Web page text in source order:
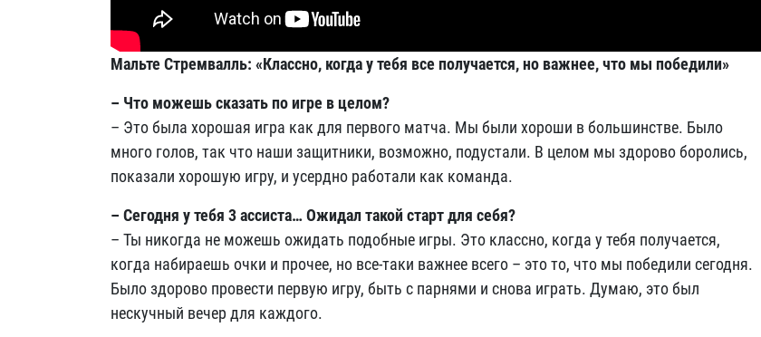
Мальте Стремвалль: «Классно, когда у тебя все получается, но важнее, что мы победили»
– Что можешь сказать по игре в целом?
– Это была хорошая игра как для первого матча. Мы были хороши в большинстве. Было
много голов, так что наши защитники, возможно, подустали. В целом мы здорово боролись,
показали хорошую игру, и усердно работали как команда.
– Сегодня у тебя 3 ассиста… Ожидал такой старт для себя?
– Ты никогда не можешь ожидать подобные игры. Это классно, когда у тебя получается,
когда набираешь очки и прочее, но все-таки важнее всего – это то, что мы победили сегодня.
Было здорово провести первую игру, быть с парнями и снова играть. Думаю, это был
нескучный вечер для каждого.